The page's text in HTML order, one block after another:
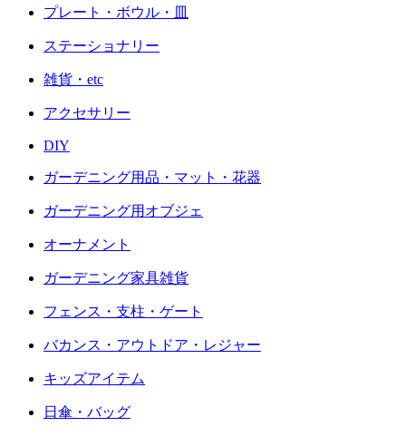
プレート・ボウル・皿
ステーショナリー
雑貨・etc
アクセサリー
DIY
ガーデニング用品・マット・花器
ガーデニング用オブジェ
オーナメント
ガーデニング家具雑貨
フェンス・支柱・ゲート
バカンス・アウトドア・レジャー
キッズアイテム
日傘・バッグ